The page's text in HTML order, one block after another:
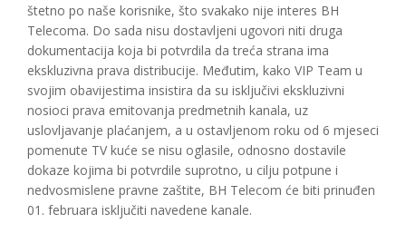
štetno po naše korisnike, što svakako nije interes BH
Telecoma. Do sada nisu dostavljeni ugovori niti druga
dokumentacija koja bi potvrdila da treća strana ima
ekskluzivna prava distribucije. Međutim, kako VIP Team u
svojim obavijestima insistira da su isključivi ekskluzivni
nosioci prava emitovanja predmetnih kanala, uz
uslovljavanje plaćanjem, a u ostavljenom roku od 6 mjeseci
pomenute TV kuće se nisu oglasile, odnosno dostavile
dokaze kojima bi potvrdile suprotno, u cilju potpune i
nedvosmislene pravne zaštite, BH Telecom će biti prinuđen
01. februara isključiti navedene kanale.